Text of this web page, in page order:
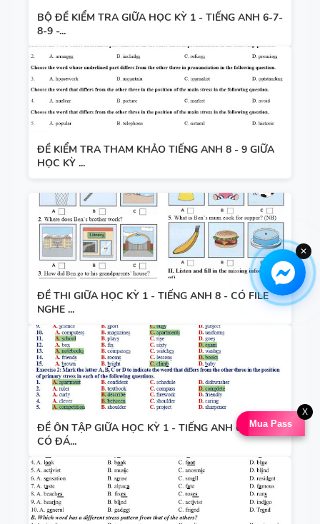
BỘ ĐỀ KIỂM TRA GIỮA HỌC KỲ 1 - TIẾNG ANH 6-7-
8-9 -...
ĐỀ KIỂM TRA THAM KHẢO TIẾNG ANH 8 - 9 GIỮA
HỌC KỲ ...
ĐỀ THI GIỮA HỌC KỲ 1 - TIẾNG ANH 8 - CÓ FILE
NGHE ...
ĐỀ ÔN TẬP GIỮA HỌC KỲ 1 - TIẾNG ANH 6-7-8 -
CÓ ĐÁ...
Mua Pass
X
✕